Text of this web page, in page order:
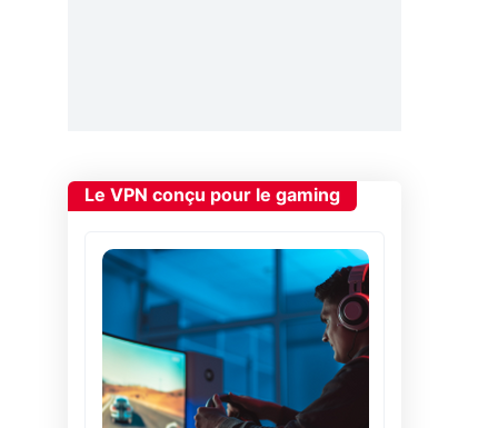
Le VPN conçu pour le gaming